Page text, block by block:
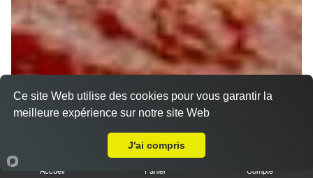
Accueil Panier Compte
Ce site Web utilise des cookies pour vous garantir la
meilleure expérience sur notre site Web
J'ai compris